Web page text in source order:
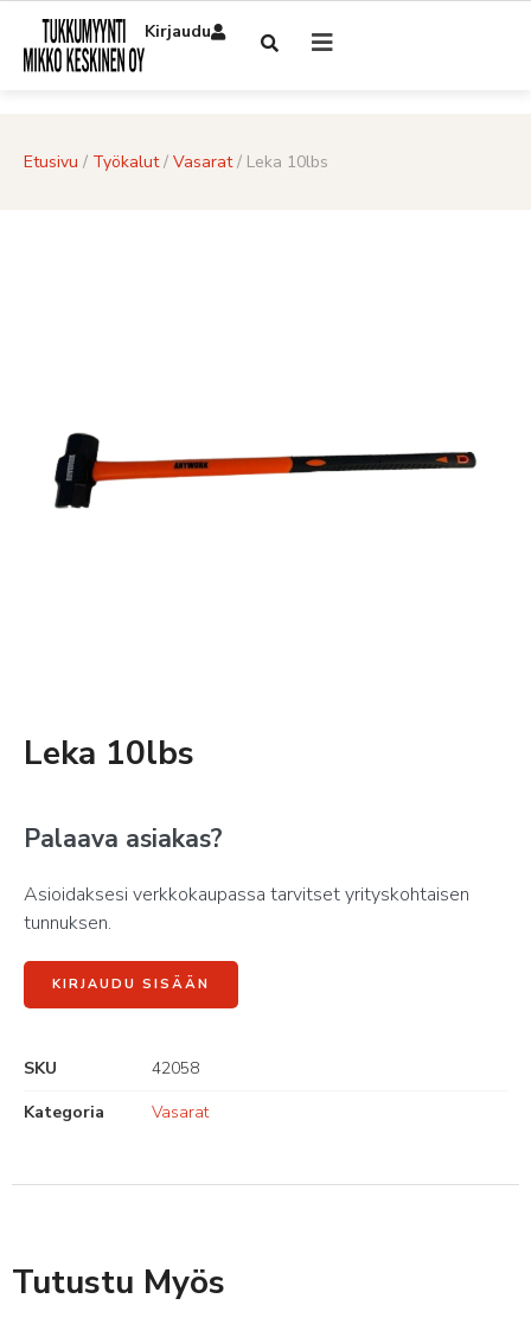
Kirjaudu
Etusivu / Työkalut/ Vasarat/ Leka 10lbs
Leka 10lbs
Palaava asiakas?
Asioidaksesi verkkokaupassa tarvitset yrityskohtaisen
tunnuksen.
KIRJAUDU SISÄÄN
SKU
42058
Kategoria
Vasarat
Tutustu Myös